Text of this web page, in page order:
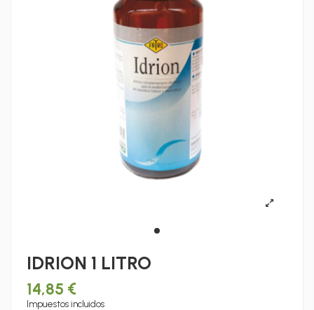
IDRION 1 LITRO
14,85 €
Impuestos incluidos